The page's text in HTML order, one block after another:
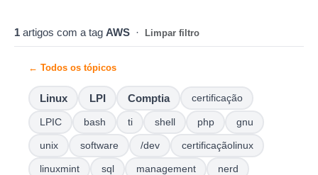
1 artigos com a tag AWS · Limpar filtro
← Todos os tópicos
Linux LPI Comptia certificação
LPIC bash ti shell php gnu
unix software /dev certificaçãolinux
linuxmint sql management nerd